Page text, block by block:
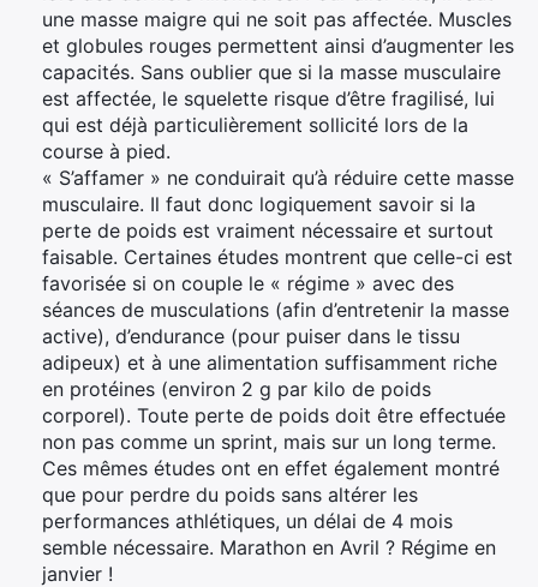
une masse maigre qui ne soit pas affectée. Muscles
et globules rouges permettent ainsi d’augmenter les
capacités. Sans oublier que si la masse musculaire
est affectée, le squelette risque d’être fragilisé, lui
qui est déjà particulièrement sollicité lors de la
course à pied.
« S’affamer » ne conduirait qu’à réduire cette masse
musculaire. Il faut donc logiquement savoir si la
perte de poids est vraiment nécessaire et surtout
faisable. Certaines études montrent que celle-ci est
favorisée si on couple le « régime » avec des
séances de musculations (afin d’entretenir la masse
active), d’endurance (pour puiser dans le tissu
adipeux) et à une alimentation suffisamment riche
en protéines (environ 2 g par kilo de poids
corporel). Toute perte de poids doit être effectuée
non pas comme un sprint, mais sur un long terme.
Ces mêmes études ont en effet également montré
que pour perdre du poids sans altérer les
performances athlétiques, un délai de 4 mois
semble nécessaire. Marathon en Avril ? Régime en
janvier !